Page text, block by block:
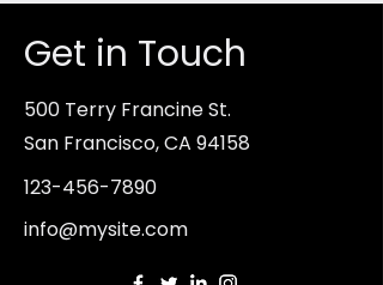
Get in Touch
500 Terry Francine St.
San Francisco, CA 94158
123-456-7890
info@mysite.com